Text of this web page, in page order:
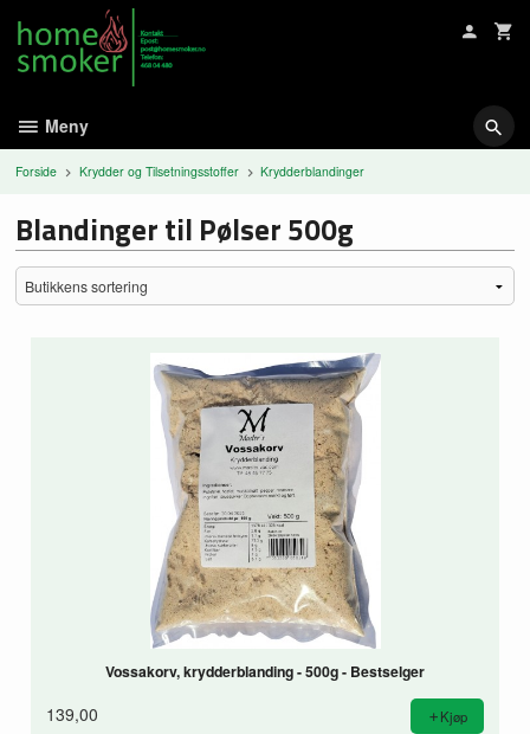
innholdet
Meny
Forside Krydder og Tilsetningsstoffer Krydderblandinger
Blandinger til Pølser 500g
Vossakorv, krydderblanding - 500g - Bestselger
139,00 Kjøp